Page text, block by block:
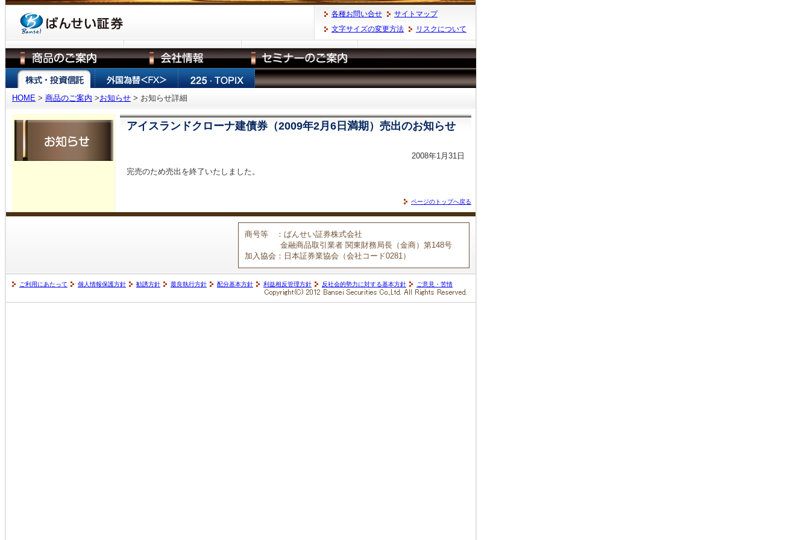
各種お問い合せ
サイトマップ
文字サイズの変更方法
リスクについて
HOME > 商品のご案内 >お知らせ > お知らせ詳細
アイスランドクローナ建債券（2009年2月6日満期）売出のお知らせ
2008年1月31日
完売のため売出を終了いたしました。
ページのトップへ戻る
商号等
：ばんせい証券株式会社
金融商品取引業者 関東財務局長（金商）第148号
加入協会 ：日本証券業協会（会社コード0281）
ご利用にあたって 個人情報保護方針 勧誘方針 最良執行方針 配分基本方針 利益相反管理方針 反社会的勢力に対する基本方針 ご意見・苦情